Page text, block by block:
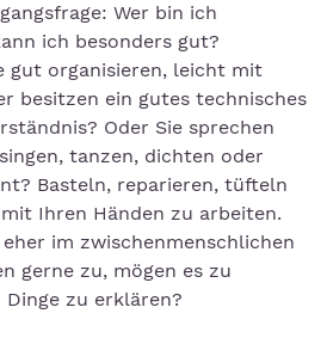
Wer bin ich
ich besonders gut?
gut organisieren, leicht mit
besitzen ein gutes technisches
Oder Sie sprechen
tanzen, dichten oder
Basteln, reparieren, tüfteln
Ihren Händen zu arbeiten.
im zwischenmenschlichen
gerne zu, mögen es zu
zu erklären?